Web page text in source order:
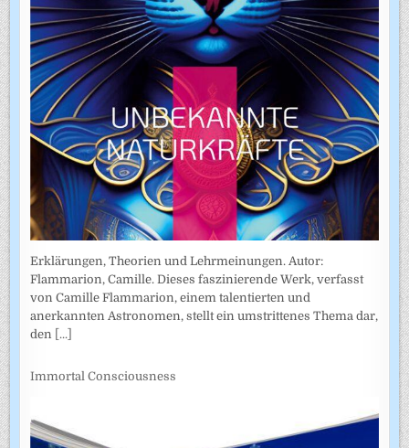
Erklärungen, Theorien und Lehrmeinungen. Autor:
Flammarion, Camille. Dieses faszinierende Werk, verfasst
von Camille Flammarion, einem talentierten und
anerkannten Astronomen, stellt ein umstrittenes Thema dar,
den [...]
Immortal Consciousness